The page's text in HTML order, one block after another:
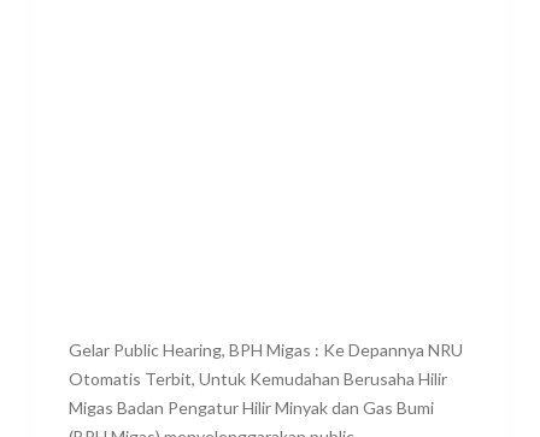
Gelar Public Hearing, BPH Migas : Ke Depannya NRU
Otomatis Terbit, Untuk Kemudahan Berusaha Hilir
Migas Badan Pengatur Hilir Minyak dan Gas Bumi